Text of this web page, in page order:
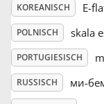
KOREANISCH E-
POLNISCH skala
PORTUGIESISCH
RUSSISCH ми-